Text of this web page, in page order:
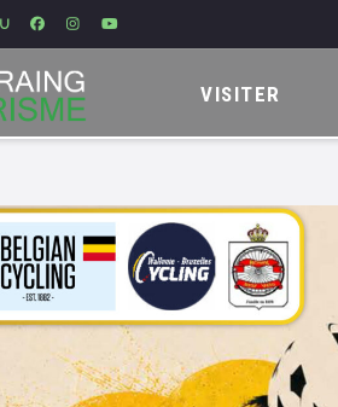
VISITER